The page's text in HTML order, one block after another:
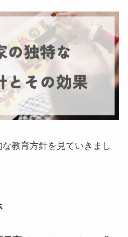
教育方針を見ていきまし